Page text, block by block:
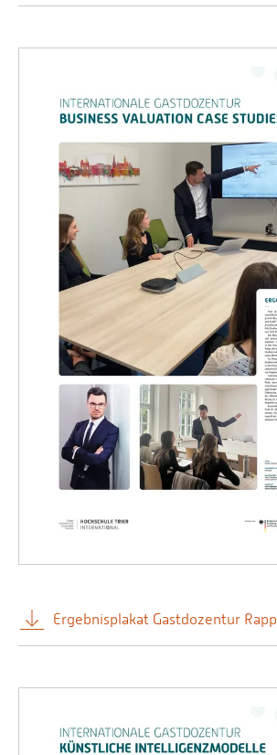
Ergebnisplakat Gastdozentur Rapp